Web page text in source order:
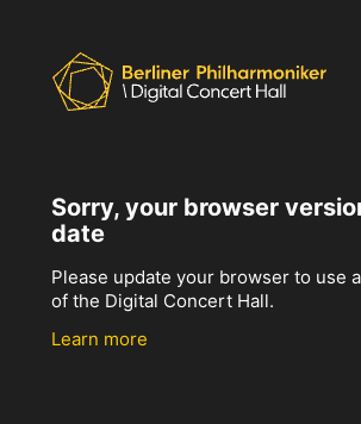
Sorry, your browser
date
Please update your browser to use
of the Digital Concert Hall.
Learn more